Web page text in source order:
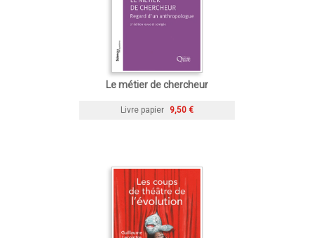
Le métier de chercheur
Livre papier 9,50 €